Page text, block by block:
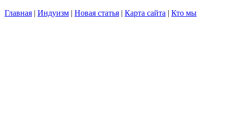
Главная | Индуизм | Новая статья | Карта сайта | Кто мы